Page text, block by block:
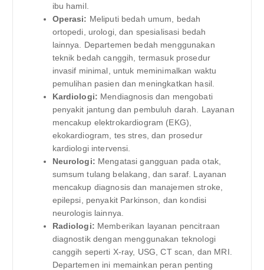
ibu hamil.
Operasi: Meliputi bedah umum, bedah
ortopedi, urologi, dan spesialisasi bedah
lainnya. Departemen bedah menggunakan
teknik bedah canggih, termasuk prosedur
invasif minimal, untuk meminimalkan waktu
pemulihan pasien dan meningkatkan hasil.
Kardiologi: Mendiagnosis dan mengobati
penyakit jantung dan pembuluh darah. Layanan
mencakup elektrokardiogram (EKG),
ekokardiogram, tes stres, dan prosedur
kardiologi intervensi.
Neurologi: Mengatasi gangguan pada otak,
sumsum tulang belakang, dan saraf. Layanan
mencakup diagnosis dan manajemen stroke,
epilepsi, penyakit Parkinson, dan kondisi
neurologis lainnya.
Radiologi: Memberikan layanan pencitraan
diagnostik dengan menggunakan teknologi
canggih seperti X-ray, USG, CT scan, dan MRI.
Departemen ini memainkan peran penting